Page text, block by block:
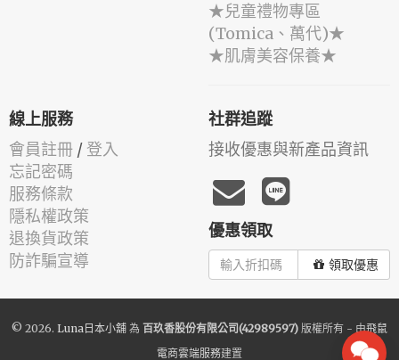
★兒童禮物專區
(Tomica、萬代)★
★肌膚美容保養★
線上服務
會員註冊 / 登入
忘記密碼
服務條款
隱私權政策
退換貨政策
防詐騙宣導
社群追蹤
接收優惠與新產品資訊
優惠領取
領取優惠
© 2026. Luna日本小舖 為 百玖香股份有限公司(42989597) 版權所有 - 由飛鼠
電商雲端服務建置